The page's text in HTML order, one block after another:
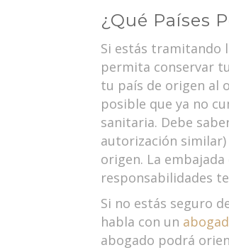
¿Qué Países
Si estás tramitando
permita conservar
tu país de origen al
posible que ya no
sanitaria. Debe
autorización
origen. La
responsabilidades
Si no estás seguro
habla con un
abogado podrá